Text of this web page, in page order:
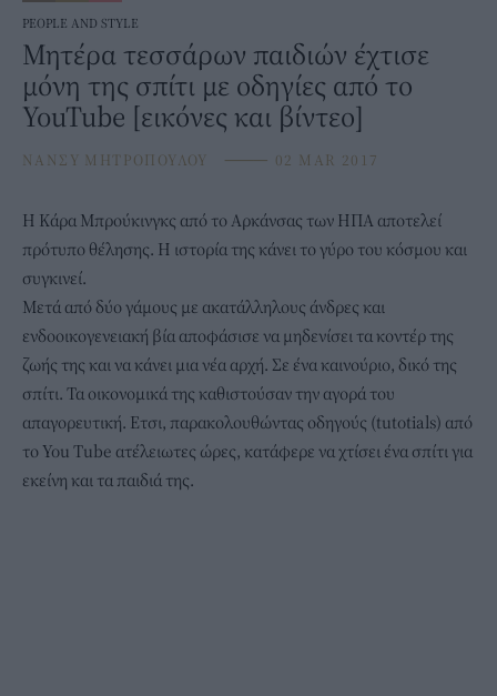
PEOPLE AND STYLE
Μητέρα τεσσάρων παιδιών έχτισε
μόνη της σπίτι με οδηγίες από το
YouTube [εικόνες και βίντεο]
ΝΑΝΣΥ ΜΗΤΡΟΠΟΥΛΟΥ ⸻ 02 MAR 2017
Η Κάρα Μπρούκινγκς από το Aρκάνσας των ΗΠΑ αποτελεί
πρότυπο θέλησης. Η ιστορία της κάνει το γύρο του κόσμου και
συγκινεί.
Μετά από δύο γάμους με ακατάλληλους άνδρες και
ενδοοικογενειακή βία αποφάσισε να μηδενίσει τα κοντέρ της
ζωής της και να κάνει μια νέα αρχή. Σε ένα καινούριο, δικό της
σπίτι. Τα οικονομικά της καθιστούσαν την αγορά του
απαγορευτική. Ετσι, παρακολουθώντας οδηγούς (tutotials) από
το You Tube ατέλειωτες ώρες, κατάφερε να χτίσει ένα σπίτι για
εκείνη και τα παιδιά της.